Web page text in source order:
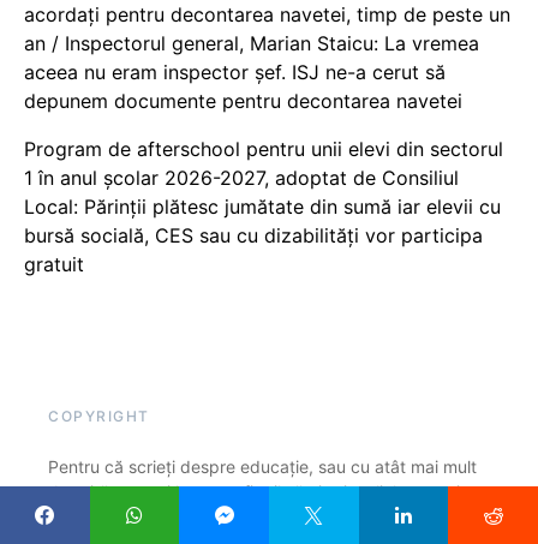
acordați pentru decontarea navetei, timp de peste un
an / Inspectorul general, Marian Staicu: La vremea
aceea nu eram inspector șef. ISJ ne-a cerut să
depunem documente pentru decontarea navetei
Program de afterschool pentru unii elevi din sectorul
1 în anul școlar 2026-2027, adoptat de Consiliul
Local: Părinții plătesc jumătate din sumă iar elevii cu
bursă socială, CES sau cu dizabilităţi vor participa
gratuit
COPYRIGHT
Pentru că scrieți despre educație, sau cu atât mai mult
datorită acestui lucru, ar fi util să citați cu link, atunci
când preluați un articol, părți dintr-un articol sau o idee